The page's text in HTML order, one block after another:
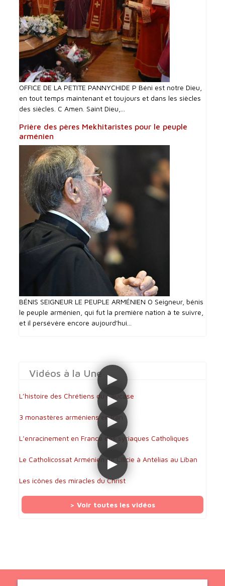
OFFICE DE LA PETITE PANNYCHIDE P Béni est notre Dieu,
en tout temps maintenant et toujours et dans les siècles
des siècles. C Amen. Saint Dieu,...
Prière des pères Mekhitaristes pour le peuple
arménien
BÉNIS SEIGNEUR LE PEUPLE ARMÉNIEN O Seigneur, bénis
le peuple arménien, qui fut la première nation à te suivre,
et il persévère encore aujourd'hui...
Vidéos à la Une
L’histoire des Chrétiens du Caucase
3 monastères arméniens en Iran
L’enracinement en France des syriaques Catholiques
Le Catholicossat Arménien de Cilicie à Antélias au Liban
Les icônes des miracles du Christ
> Voir toutes les vidéos